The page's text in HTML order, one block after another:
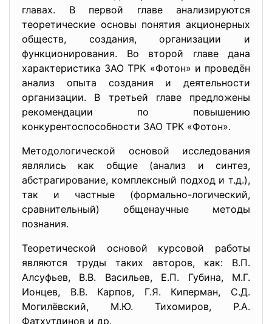
главах. В первой главе анализируются
теоретические основы понятия акционерных
обществ, создания, организации и
функционирования. Во второй главе дана
характеристика ЗАО ТРК «Фотон» и проведён
анализ опыта создания и деятельности
организации. В третьей главе предложены
рекомендации по повышению
конкурентоспособности ЗАО ТРК «Фотон».
Методологической основой исследования
являлись как общие (анализ и синтез,
абстрагирование, комплексный подход и т.д.),
так и частные (формально-логический,
сравнительный) общенаучные методы
познания.
Теоретической основой курсовой работы
являются труды таких авторов, как: В.П.
Алсуфьев, В.В. Васильев, Е.П. Губина, М.Г.
Ионцев, В.В. Карпов, Г.Я. Киперман, С.Д.
Могилёвский, М.Ю. Тихомиров, Р.А.
Фатхутдинов и др.